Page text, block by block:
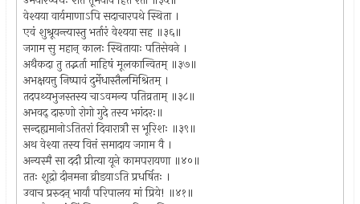
वेश्यया वार्यमाणाऽपि सदाचारपथे स्थिता ।
एवं शुश्रूयन्त्यास्तु भर्तारं वेश्यया सह ॥३६॥
जगाम सु महान् कालः स्थितायाः पतिसेवने ।
अथैकदा तु तद्भर्ता माहिषं मूलकान्वितम् ॥३७॥
अभक्षयत्तु निष्पावं दुर्मेधास्तैलमिश्रितम् ।
तदपथ्यभुजस्तस्य चाऽवमन्य पतिव्रताम् ॥३८॥
अभवद् दारुणो रोगो गुदे तस्य भगंदरः॥
सन्दह्यमानोऽतितरां दिवारात्रौ स भूरिशः ॥३९॥
अथ वेश्या तस्य वित्तं समादाय जगाम वै ।
अन्यस्मै सा ददौ प्रीत्या यूने कामपरायणा ॥४०॥
ततः शूद्रो दीनमना व्रीडयाऽति प्रधर्षितः ।
उवाच प्ररुदन् भार्यां परिपालय मां प्रिये! ॥४१॥